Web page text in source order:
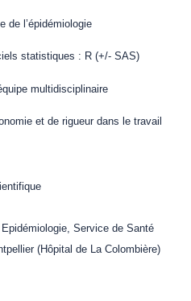
de l’épidémiologie
statistiques : R (+/- SAS)
multidisciplinaire
et de rigueur dans le travail
Service de Santé
(Hôpital de La Colombière)